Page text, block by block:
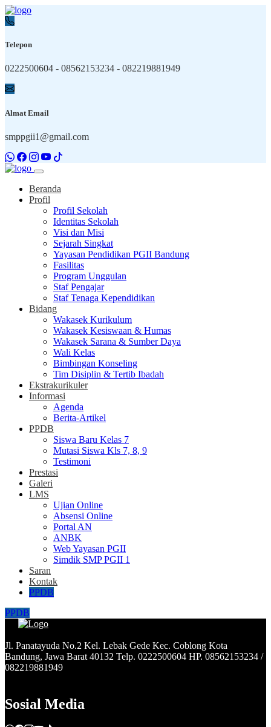
Telepon
0222500604 - 08562153234 - 082219881949
Almat Email
smppgii1@gmail.com
Beranda
Profil
Profil Sekolah
Identitas Sekolah
Visi dan Misi
Sejarah Singkat
Yayasan Pendidikan PGII Bandung
Fasilitas
Program Unggulan
Staf Pengajar
Staf Tenaga Kependidikan
Bidang
Wakasek Kurikulum
Wakasek Kesiswaan & Humas
Wakasek Sarana & Sumber Daya
Wali Kelas
Bimbingan Konseling
Tim Disiplin & Tertib Ibadah
Ekstrakurikuler
Informasi
Agenda
Berita-Artikel
PPDB
Siswa Baru Kelas 7
Mutasi Siswa Kls 7, 8, 9
Testimoni
Prestasi
Galeri
LMS
Ujian Online
Absensi Online
Portal AN
ANBK
Web Yayasan PGII
Simdik SMP PGII 1
Saran
Kontak
PPDB
PPDB
Jl. Panatayuda No.2 Kel. Lebak Gede Kec. Coblong Kota
Bandung, Jawa Barat 40132 Telp. 0222500604 HP. 08562153234 /
082219881949
Sosial Media